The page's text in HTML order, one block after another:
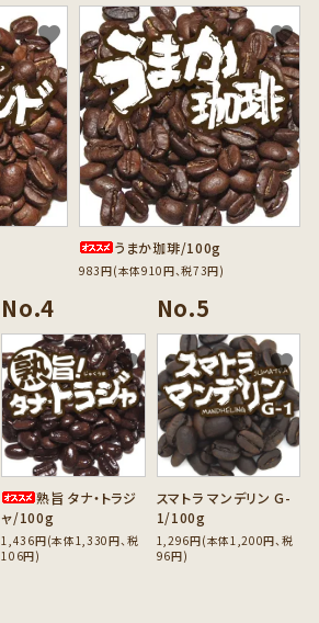
favorite
うまか珈琲/100g
983円(本体910円、税73円)
favorite
熟旨 タナ・トラジ
ャ/100g
1,436円(本体1,330円、税
106円)
favorite
スマトラ マンデリン G-
1/100g
1,296円(本体1,200円、税
96円)
favorite